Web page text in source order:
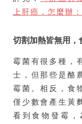
上肝癌，怎麼辦
切割加熱皆無用，
霉菌有很多種，
士，但那些是酪
霉菌。相反，食
僅少數會產生黃
看到食物發霉